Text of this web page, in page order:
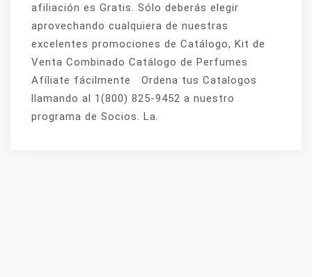
afiliación es Gratis. Sólo deberás elegir
aprovechando cualquiera de nuestras
excelentes promociones de Catálogo, Kit de
Venta Combinado Catálogo de Perfumes
Afíliate fácilmente Ordena tus Catalogos
llamando al 1(800) 825-9452 a nuestro
programa de Socios. La.